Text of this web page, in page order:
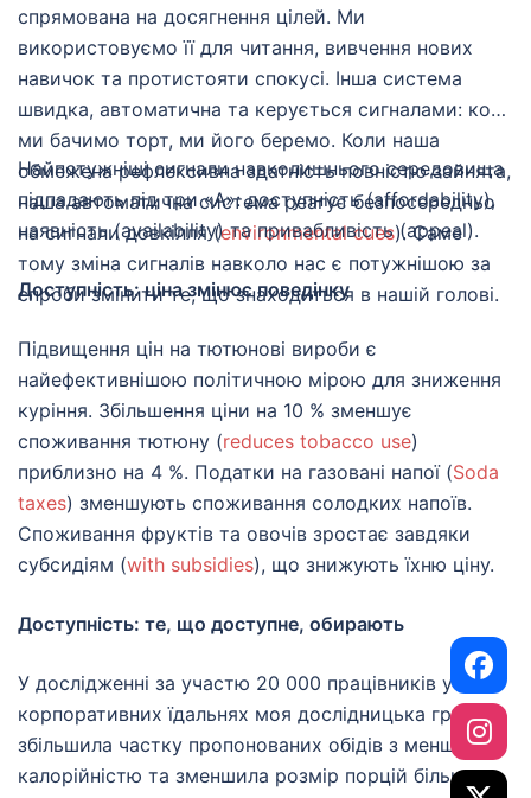
спрямована на досягнення цілей. Ми
використовуємо її для читання, вивчення нових
навичок та протистояти спокусі. Інша система
швидка, автоматична та керується сигналами: коли
ми бачимо торт, ми його беремо. Коли наша
обмежена рефлексивна здатність повністю зайнята,
наша автоматична система реагує безпосередньо
на сигнали довкілля (environmental cues). Саме
тому зміна сигналів навколо нас є потужнішою за
спроби змінити те, що знаходиться в нашій голові.
Найпотужніші сигнали навколишнього середовища
підпадають під три «А»: доступність (affordability),
наявність (availability) та привабливість (appeal).
Доступність: ціна змінює поведінку
Підвищення цін на тютюнові вироби є
найефективнішою політичною мірою для зниження
куріння. Збільшення ціни на 10 % зменшує
споживання тютюну (reduces tobacco use)
приблизно на 4 %. Податки на газовані напої (Soda
taxes) зменшують споживання солодких напоїв.
Споживання фруктів та овочів зростає завдяки
субсидіям (with subsidies), що знижують їхню ціну.
Доступність: те, що доступне, обирають
У дослідженні за участю 20 000 працівників у 19
корпоративних їдальнях моя дослідницька група
збільшила частку пропонованих обідів з меншою
калорійністю та зменшила розмір порцій більш